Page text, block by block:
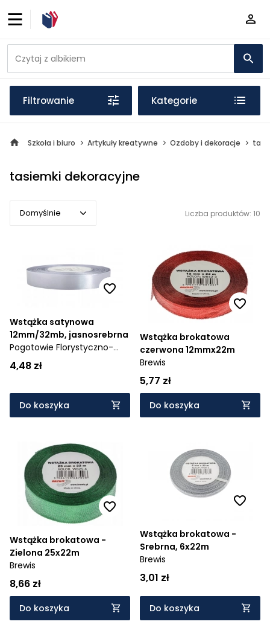
Filtrowanie Kategorie
Szkoła i biuro Artykuły kreatywne Ozdoby i dekoracje
tasiemki dekoracyjne
Domyślnie
Popularne
Cena rosnąco
Cena malejąco
Od najnowszych
Od najstarszych
Liczba produktów: 10
Wstążka satynowa
12mm/32mb, jasnosrebrna
Pogotowie Florystyczno-
Ślubne
4,48 zł
Do koszyka
Wstążka brokatowa
czerwona 12mmx22m
Brewis
5,77 zł
Do koszyka
Wstążka brokatowa -
Zielona 25x22m
Brewis
8,66 zł
Do koszyka
Wstążka brokatowa -
Srebrna, 6x22m
Brewis
3,01 zł
Do koszyka